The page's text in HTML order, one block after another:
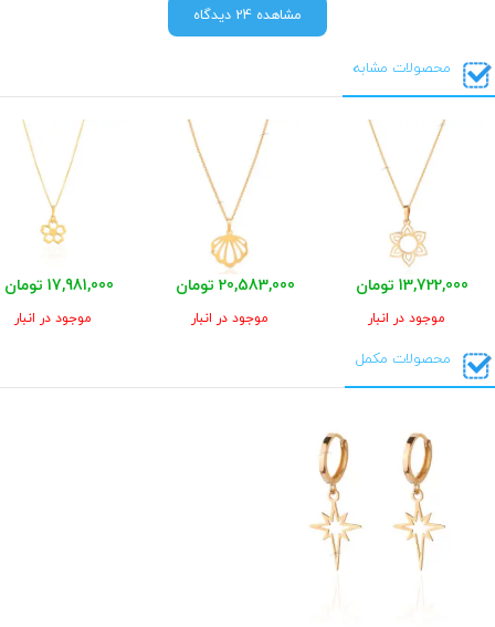
مشاهده 24 دیدگاه
محصولات مشابه
13,722,000 تومان
موجود در انبار
20,583,000 تومان
موجود در انبار
17,981,000 تومان
موجود در انبار
محصولات مکمل